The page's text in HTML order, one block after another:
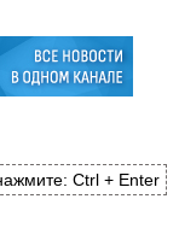
Ctrl + Enter